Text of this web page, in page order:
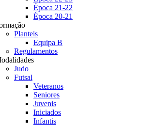
Época 21-22
Época 20-21
Planteis
Equipa B
Regulamentos
Judo
Futsal
Veteranos
Seniores
Juvenis
Iniciados
Infantis